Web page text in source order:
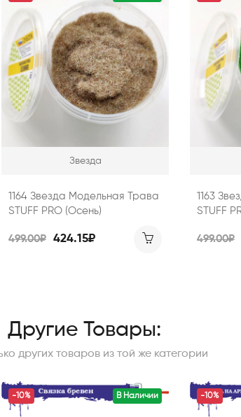
Звезда
1164 Звезда Модельная Трава
STUFF PRO (Осень)
499.00₽ 424.15₽
1163
STUFF
499.00₽
Другие Товары:
других товаров из той же категории
В Наличии
-10% -10%